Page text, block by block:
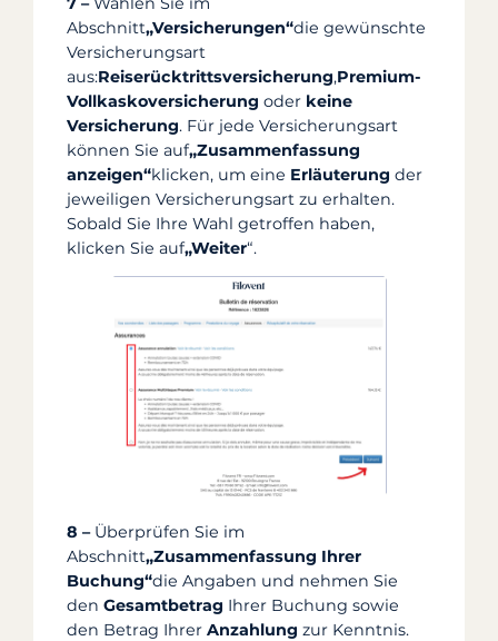
Abschnitt„Versicherungen“die gewünschte
Versicherungsart
aus:Reiserücktrittsversicherung,Premium-
Vollkaskoversicherung oder keine
Versicherung. Für jede Versicherungsart
können Sie auf„Zusammenfassung
anzeigen“klicken, um eine Erläuterung der
jeweiligen Versicherungsart zu erhalten.
Sobald Sie Ihre Wahl getroffen haben,
klicken Sie auf„Weiter“.
8 –Überprüfen Sie im
Abschnitt„Zusammenfassung Ihrer
Buchung“die Angaben und nehmen Sie
den Gesamtbetrag Ihrer Buchung sowie
den Betrag Ihrer Anzahlung zur Kenntnis.